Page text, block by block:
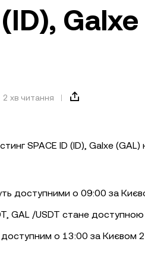
2 хв читання
SPACE ID (ID), Galxe (GAL)
доступними о 09:00 за
GAL /USDT стане
о 13:00 за Києвом